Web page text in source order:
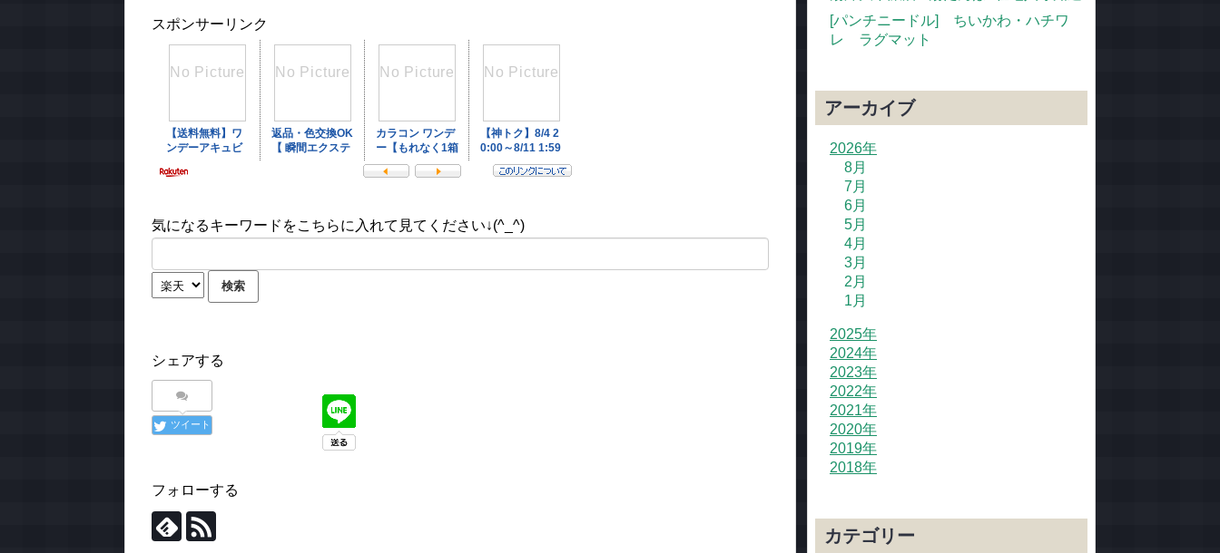
スポンサーリンク
気になるキーワードをこちらに入れて見てください↓(^_^)
シェアする
ツイート
フォローする
[パンチニードル] ちいかわ・ハチワ
レ ラグマット
アーカイブ
2026年
8月
7月
6月
5月
4月
3月
2月
1月
2025年
2024年
2023年
2022年
2021年
2020年
2019年
2018年
カテゴリー